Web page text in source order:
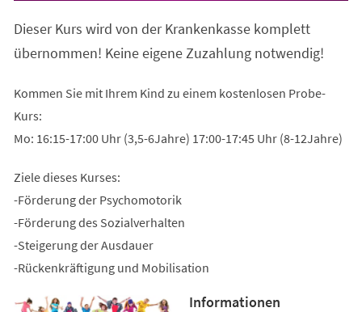
Dieser Kurs wird von der Krankenkasse komplett
übernommen! Keine eigene Zuzahlung notwendig!
Kommen Sie mit Ihrem Kind zu einem kostenlosen Probe-
Kurs:
Mo: 16:15-17:00 Uhr (3,5-6Jahre) 17:00-17:45 Uhr (8-12Jahre)
Ziele dieses Kurses:
-Förderung der Psychomotorik
-Förderung des Sozialverhalten
-Steigerung der Ausdauer
-Rückenkräftigung und Mobilisation
Informationen